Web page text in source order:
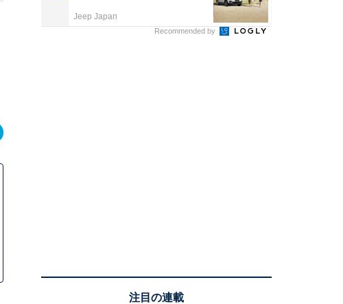
Jeep Japan
Recommended by
注目の連載